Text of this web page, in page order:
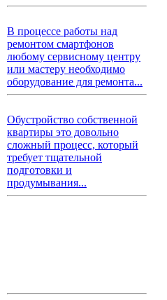
В процессе работы над
ремонтом смартфонов
любому сервисному центру
или мастеру необходимо
оборудование для ремонта...
Обустройство собственной
квартиры это довольно
сложный процесс, который
требует тщательной
подготовки и
продумывания...